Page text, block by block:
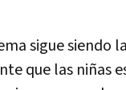
sigue siendo
que las niñas